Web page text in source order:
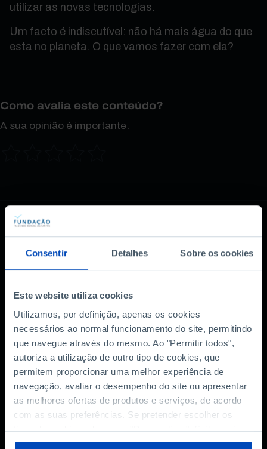
Consentir Detalhes Sobre os cookies
Este website utiliza cookies
Utilizamos, por definição, apenas os cookies
necessários ao normal funcionamento do site, permitindo
que navegue através do mesmo. Ao "Permitir todos",
autoriza a utilização de outro tipo de cookies, que
permitem proporcionar uma melhor experiência de
navegação, avaliar o desempenho do site ou apresentar
as melhores ofertas de produtos e serviços, de acordo
com as suas preferências. Se pretender escolher os
tipos de cookies, clique em "Personalizar". Saiba mais
sobre cookies através da gestão de preferências ou da
utilizar as novas tecnologias.
Um facto é indiscutível: não há mais água do que
esta no planeta. O que vamos fazer com ela?
Como avalia este conteúdo?
A sua opinião é importante.
Também lhe pode interessar
A Revolução da
Energia Limpa
DOCUMENTÁRIO
Alterações climáticas:
um futuro possível